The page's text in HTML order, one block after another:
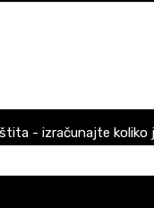
- izračunajte koliko